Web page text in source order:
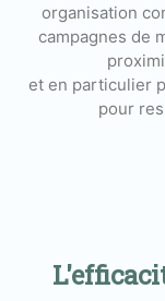
organisation
campagnes de
et en particulier
pour